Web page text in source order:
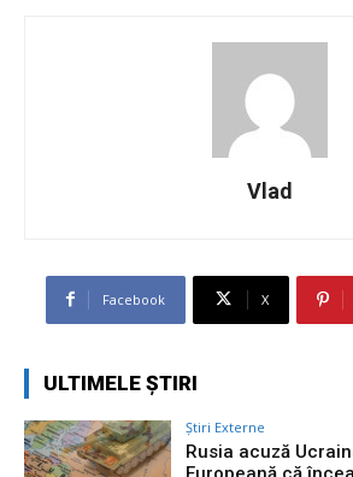
Vlad
Facebook X
ULTIMELE ȘTIRI
Știri Externe
Rusia acuză